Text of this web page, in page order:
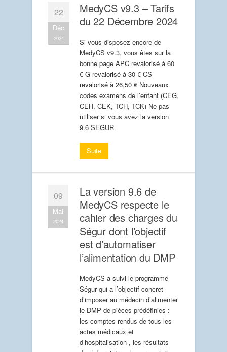
22
Déc
2024
MedyCS v9.3 – Tarifs
du 22 Décembre 2024
Si vous disposez encore de
MedyCS v9.3, vous êtes sur la
bonne page APC revalorisé à 60
€ G revalorisé à 30 € CS
revalorisé à 26,50 € Nouveaux
codes examens de l’enfant (CEG,
CEH, CEK, TCH, TCK) Ne pas
utiliser si vous avez la version
9.6 SEGUR
Suite
09
Mai
2024
La version 9.6 de
MedyCS respecte le
cahier des charges du
Ségur dont l’objectif
est d’automatiser
l’alimentation du DMP
MedyCS a suivi le programme
Ségur qui a l’objectif concret
d’imposer au médecin d’alimenter
le DMP de pièces prédéfinies :
les comptes rendus de tous les
actes médicaux et
d’hospitalisation , les résultats